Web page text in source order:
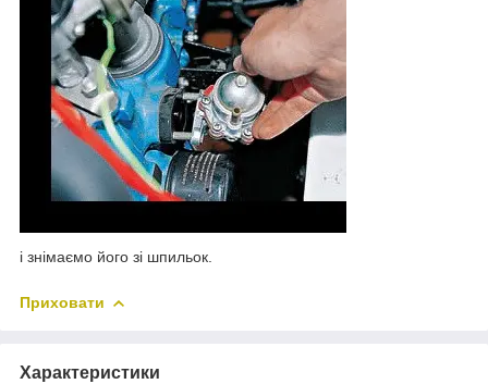
і знімаємо його зі шпильок.
Приховати
Характеристики